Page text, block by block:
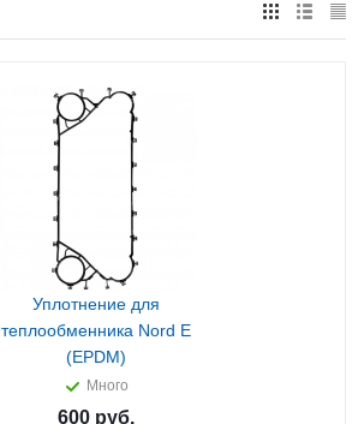
Уплотнение для
теплообменника Nord E
(EPDM)
Много
600руб.